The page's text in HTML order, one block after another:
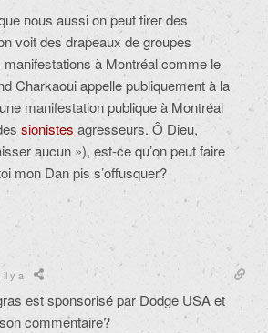
nous aussi on peut tirer des
voit des drapeaux de groupes
à Montréal comme le
Charkaoui appelle publiquement à la
manifestation publique à Montréal
sionistes agresseurs. Ô Dieu,
aucun »), est-ce qu’on peut faire
mon Dan pis s’offusquer?
il y a
est sponsorisé par Dodge USA et
commentaire?